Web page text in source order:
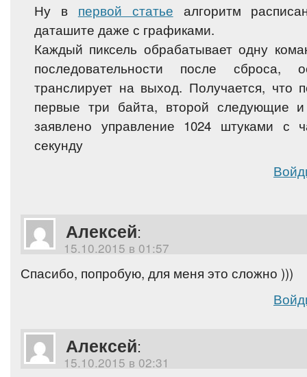
Ну в первой статье алгоритм
даташите даже с графиками.
Каждый пиксель обрабатывает одну
последовательности после сброса,
транслирует на выход. Получается, что
первые три байта, второй следующие
заявлено управление 1024 штуками с
секунду
Алексей:
15.10.2015 в 01:57
Спасибо, попробую, для меня это сложно )))
Алексей:
15.10.2015 в 02:31